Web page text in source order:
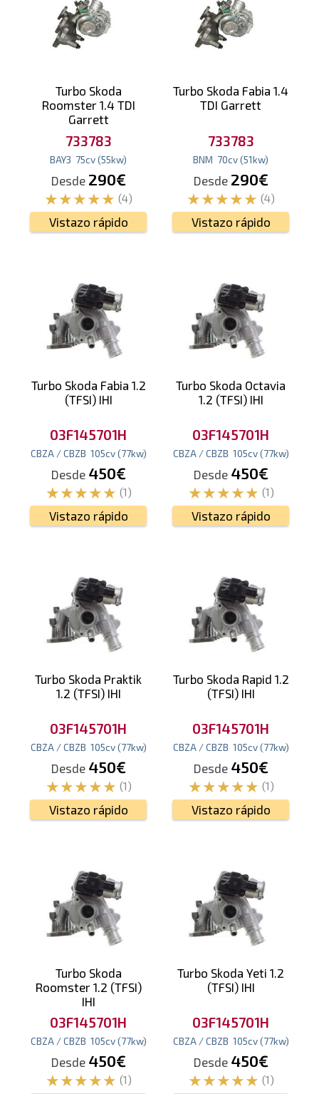
Turbo Skoda
Roomster 1.4 TDI
Garrett
733783
BAY3 75cv(55kw)
Desde 290€
(4)
Vistazo rápido
Turbo Skoda Fabia 1.4
TDI Garrett
733783
BNM 70cv(51kw)
Desde 290€
(4)
Vistazo rápido
Turbo Skoda Fabia 1.2
(TFSI) IHI
03F145701H
CBZA / CBZB 105cv (77kw)
Desde 450€
(1)
Vistazo rápido
Turbo Skoda Octavia
1.2 (TFSI) IHI
03F145701H
CBZA / CBZB 105cv (77kw)
Desde 450€
(1)
Vistazo rápido
Turbo Skoda Praktik
1.2 (TFSI) IHI
03F145701H
CBZA / CBZB 105cv (77kw)
Desde 450€
(1)
Vistazo rápido
Turbo Skoda Rapid 1.2
(TFSI) IHI
03F145701H
CBZA / CBZB 105cv (77kw)
Desde 450€
(1)
Vistazo rápido
Turbo Skoda
Roomster 1.2 (TFSI)
IHI
03F145701H
CBZA / CBZB 105cv (77kw)
Desde 450€
(1)
Turbo Skoda Yeti 1.2
(TFSI) IHI
03F145701H
CBZA / CBZB 105cv (77kw)
Desde 450€
(1)